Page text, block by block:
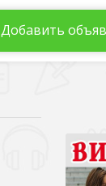
Добавить